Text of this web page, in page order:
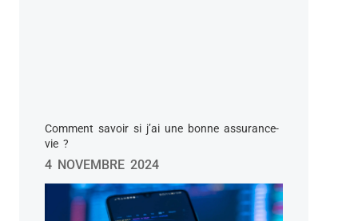
Comment savoir si j’ai une bonne assurance-
vie ?
4 NOVEMBRE 2024